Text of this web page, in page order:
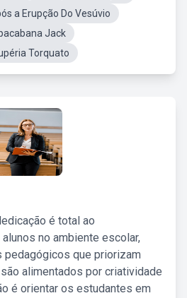
a Erupção Do Vesúvio
Jack
Torquato
é total ao
no ambiente escolar,
pedagógicos que priorizam
alimentados por criatividade
é orientar os estudantes em